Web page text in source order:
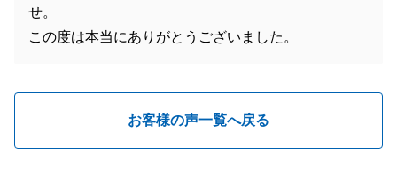
せ。
この度は本当にありがとうございました。
お客様の声一覧へ戻る